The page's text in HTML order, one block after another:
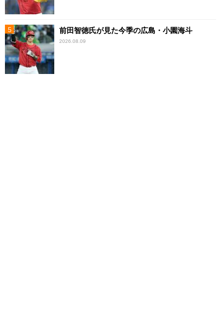
前田智徳氏が見た今季の広島・小園海斗
2026.08.09